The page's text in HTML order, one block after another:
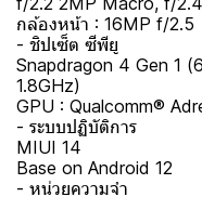
กล้องหน้า : 16MP f/2.5
- ชิปเซ็ต ซีพียู
Snapdragon 4 Gen 1
1.8GHz)
GPU : Qualcomm®
- ระบบปฏิบัติการ
MIUI 14
Base on Android 12
- หน่วยความจำ